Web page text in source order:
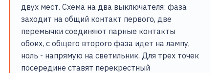
двух мест. Схема на два выключателя: фаза
заходит на общий контакт первого, две
перемычки соединяют парные контакты
обоих, с общего второго фаза идет на лампу,
ноль - напрямую на светильник. Для трех точек
посередине ставят перекрестный